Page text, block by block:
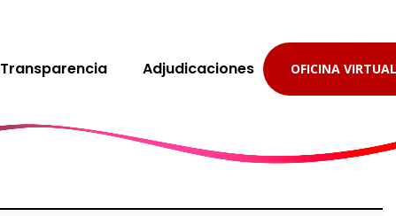
Transparencia Adjudicaciones OFICINA VIRTUAL